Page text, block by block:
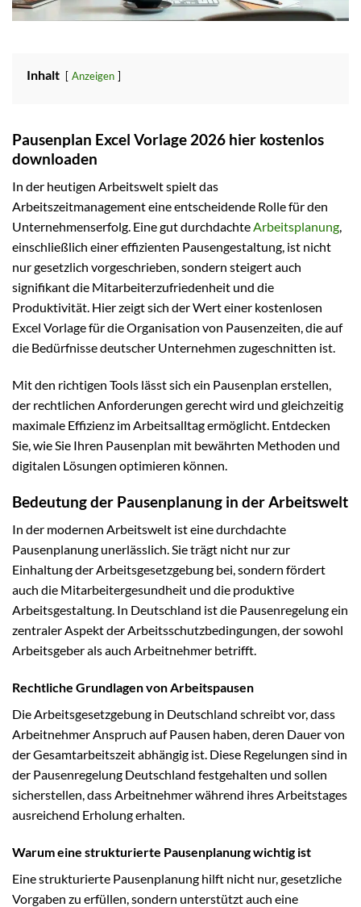
Inhalt Anzeigen
Pausenplan Excel Vorlage 2026 hier kostenlos
downloaden
In der heutigen Arbeitswelt spielt das
Arbeitszeitmanagement eine entscheidende Rolle für den
Unternehmenserfolg. Eine gut durchdachteArbeitsplanung,
einschließlich einer effizienten Pausengestaltung, ist nicht
nur gesetzlich vorgeschrieben, sondern steigert auch
signifikant die Mitarbeiterzufriedenheit und die
Produktivität. Hier zeigt sich der Wert einer kostenlosen
Excel Vorlage für die Organisation von Pausenzeiten, die auf
die Bedürfnisse deutscher Unternehmen zugeschnitten ist.
Mit den richtigen Tools lässt sich ein Pausenplan erstellen,
der rechtlichen Anforderungen gerecht wird und gleichzeitig
maximale Effizienz im Arbeitsalltag ermöglicht. Entdecken
Sie, wie Sie Ihren Pausenplan mit bewährten Methoden und
digitalen Lösungen optimieren können.
Bedeutung der Pausenplanung in der Arbeitswelt
In der modernen Arbeitswelt ist eine durchdachte
Pausenplanung unerlässlich. Sie trägt nicht nur zur
Einhaltung der Arbeitsgesetzgebung bei, sondern fördert
auch die Mitarbeitergesundheit und die produktive
Arbeitsgestaltung. In Deutschland ist die Pausenregelung ein
zentraler Aspekt der Arbeitsschutzbedingungen, der sowohl
Arbeitsgeber als auch Arbeitnehmer betrifft.
Rechtliche Grundlagen von Arbeitspausen
Die Arbeitsgesetzgebung in Deutschland schreibt vor, dass
Arbeitnehmer Anspruch auf Pausen haben, deren Dauer von
der Gesamtarbeitszeit abhängig ist. Diese Regelungen sind in
der Pausenregelung Deutschland festgehalten und sollen
sicherstellen, dass Arbeitnehmer während ihres Arbeitstages
ausreichend Erholung erhalten.
Warum eine strukturierte Pausenplanung wichtig ist
Eine strukturierte Pausenplanung hilft nicht nur, gesetzliche
Vorgaben zu erfüllen, sondern unterstützt auch eine